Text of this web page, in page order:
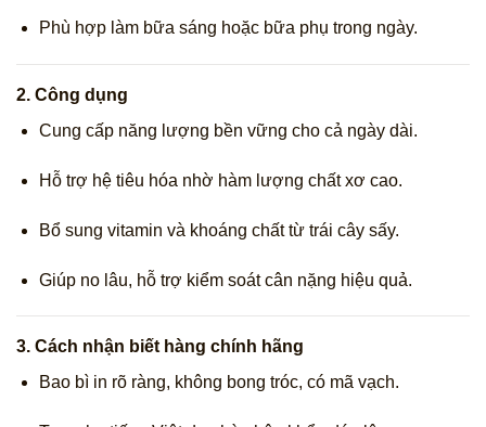
Phù hợp làm bữa sáng hoặc bữa phụ trong ngày.
2. Công dụng
Cung cấp năng lượng bền vững cho cả ngày dài.
Hỗ trợ hệ tiêu hóa nhờ hàm lượng chất xơ cao.
Bổ sung vitamin và khoáng chất từ trái cây sấy.
Giúp no lâu, hỗ trợ kiểm soát cân nặng hiệu quả.
3. Cách nhận biết hàng chính hãng
Bao bì in rõ ràng, không bong tróc, có mã vạch.